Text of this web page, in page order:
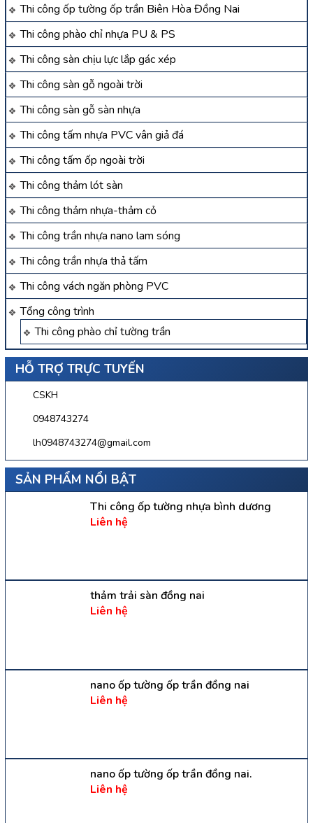
Thi công ốp tường ốp trần Biên Hòa Đồng Nai
Thi công phào chỉ nhựa PU & PS
Thi công sàn chịu lực lắp gác xép
Thi công sàn gỗ ngoài trời
Thi công sàn gỗ sàn nhựa
Thi công tấm nhựa PVC vân giả đá
Thi công tấm ốp ngoài trời
Thi công thảm lót sàn
Thi công thảm nhựa-thảm cỏ
Thi công trần nhựa nano lam sóng
Thi công trần nhựa thả tấm
Thi công vách ngăn phòng PVC
Tổng công trình
Thi công phào chỉ tường trần
HỖ TRỢ TRỰC TUYẾN
CSKH
0948743274
lh0948743274@gmail.com
SẢN PHẨM NỔI BẬT
Thi công ốp tường nhựa bình dương
Liên hệ
thảm trải sàn đồng nai
Liên hệ
nano ốp tường ốp trần đồng nai
Liên hệ
nano ốp tường ốp trần đồng nai.
Liên hệ